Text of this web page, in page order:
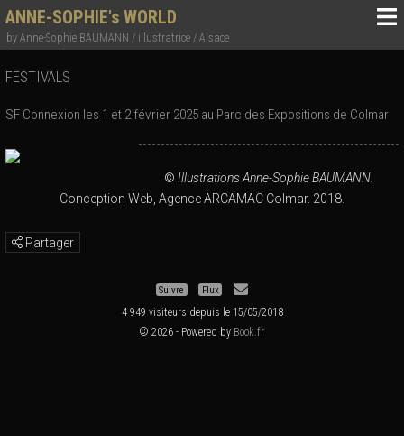
ANNE-SOPHIE's WORLD
by Anne-Sophie BAUMANN / illustratrice / Alsace
FESTIVALS
SF Connexion les 1 et 2 février 2025 au Parc des Expositions de Colmar
© Illustrations Anne-Sophie BAUMANN.
Conception Web, Agence ARCAMAC Colmar. 2018.
Partager
Suivre Flux
4 949 visiteurs depuis le 15/05/2018
© 2026 - Powered by Book.fr